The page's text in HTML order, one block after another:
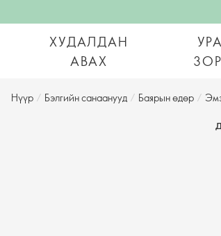
ХУДАЛДАН
АВАХ
Нүүр / Бэлгийн санаанууд / Баярын өдөр /